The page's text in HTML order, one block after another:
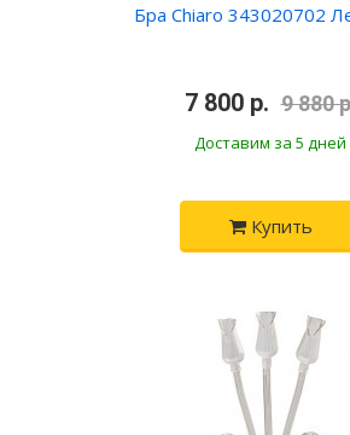
Бра Chiaro 343020702
7 800 р. 9 880
Доставим за 5 дней
Купить